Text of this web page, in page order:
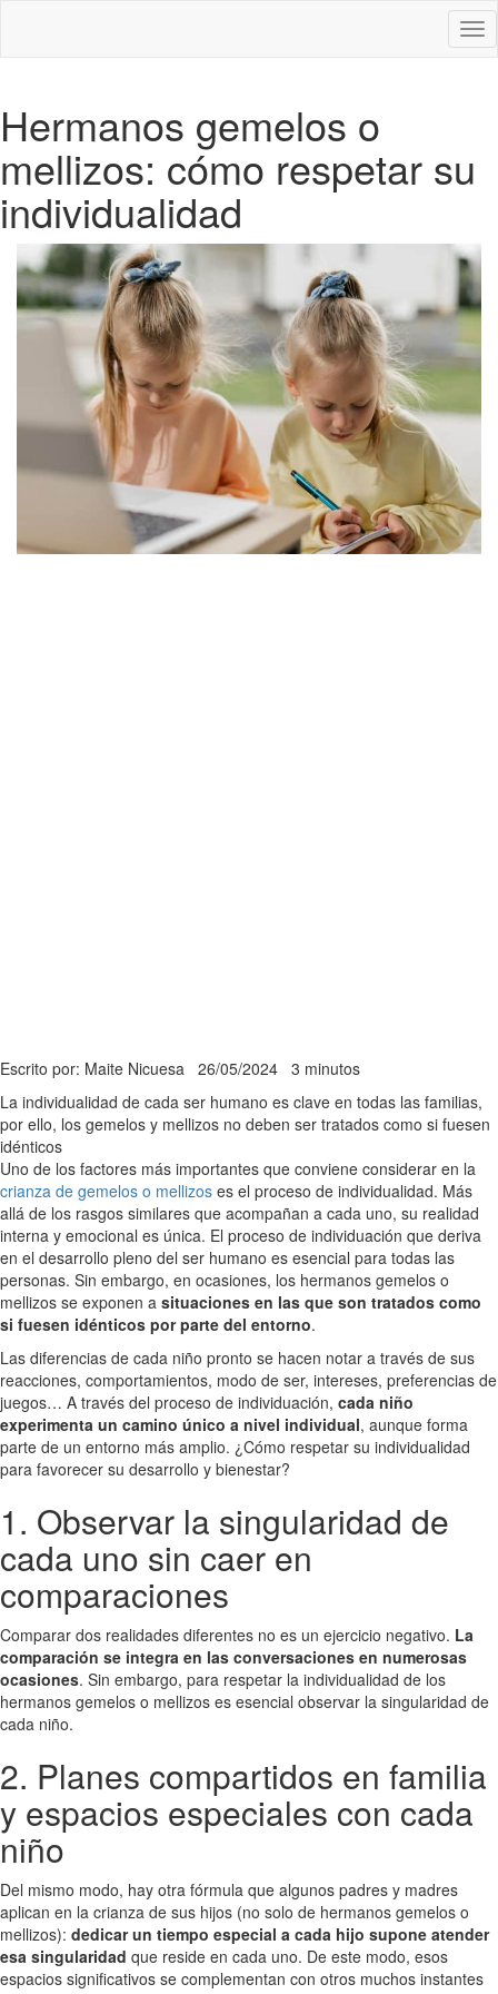
Hermanos gemelos o
mellizos: cómo respetar su
individualidad
Escrito por: Maite Nicuesa 26/05/2024 3 minutos
La individualidad de cada ser humano es clave en todas las familias,
por ello, los gemelos y mellizos no deben ser tratados como si fuesen
idénticos
Uno de los factores más importantes que conviene considerar en la
crianza de gemelos o mellizos es el proceso de individualidad. Más
allá de los rasgos similares que acompañan a cada uno, su realidad
interna y emocional es única. El proceso de individuación que deriva
en el desarrollo pleno del ser humano es esencial para todas las
personas. Sin embargo, en ocasiones, los hermanos gemelos o
mellizos se exponen a situaciones en las que son tratados como
si fuesen idénticos por parte del entorno.
Las diferencias de cada niño pronto se hacen notar a través de sus
reacciones, comportamientos, modo de ser, intereses, preferencias de
juegos… A través del proceso de individuación, cada niño
experimenta un camino único a nivel individual, aunque forma
parte de un entorno más amplio. ¿Cómo respetar su individualidad
para favorecer su desarrollo y bienestar?
1. Observar la singularidad de
cada uno sin caer en
comparaciones
Comparar dos realidades diferentes no es un ejercicio negativo. La
comparación se integra en las conversaciones en numerosas
ocasiones. Sin embargo, para respetar la individualidad de los
hermanos gemelos o mellizos es esencial observar la singularidad de
cada niño.
2. Planes compartidos en familia
y espacios especiales con cada
niño
Del mismo modo, hay otra fórmula que algunos padres y madres
aplican en la crianza de sus hijos (no solo de hermanos gemelos o
mellizos): dedicar un tiempo especial a cada hijo supone atender
esa singularidad que reside en cada uno. De este modo, esos
espacios significativos se complementan con otros muchos instantes